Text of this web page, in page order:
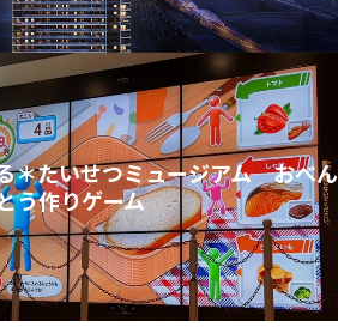
＊たいせつミュージアム おべん
う作りゲーム